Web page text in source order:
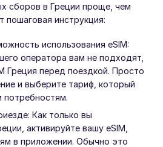
сборов в Греции проще, чем
пошаговая инструкция:
использования eSIM:
оператора вам не подходят,
Греция перед поездкой. Просто
и выберите тариф, который
Как только вы
активируйте вашу eSIM,
в приложении. Обычно это